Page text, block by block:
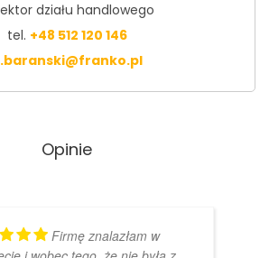
działu handlowego
tel. +48 512 120 146
Opinie
Firmę znalazłam w